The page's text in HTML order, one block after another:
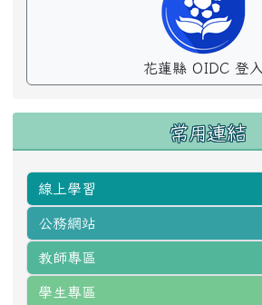
花蓮縣 OIDC 登入
常用連結